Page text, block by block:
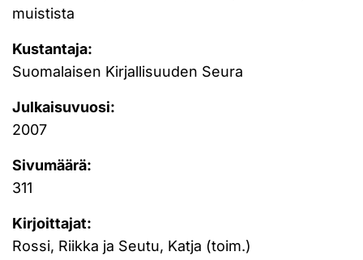
muistista
Kustantaja:
Suomalaisen Kirjallisuuden Seura
Julkaisuvuosi:
2007
Sivumäärä:
311
Kirjoittajat:
Rossi, Riikka ja Seutu, Katja (toim.)